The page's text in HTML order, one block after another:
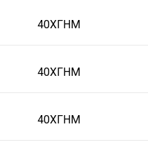
40ХГНМ
40ХГНМ
40ХГНМ